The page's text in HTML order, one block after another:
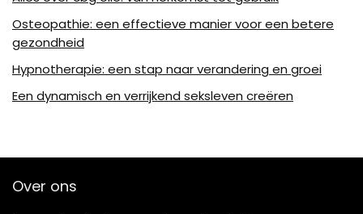
Osteopathie: een effectieve manier voor een betere
gezondheid
Hypnotherapie: een stap naar verandering en groei
Een dynamisch en verrijkend seksleven creëren
Over ons